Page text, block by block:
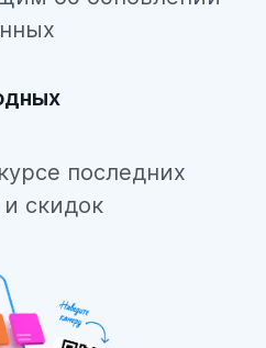
последних
скидок